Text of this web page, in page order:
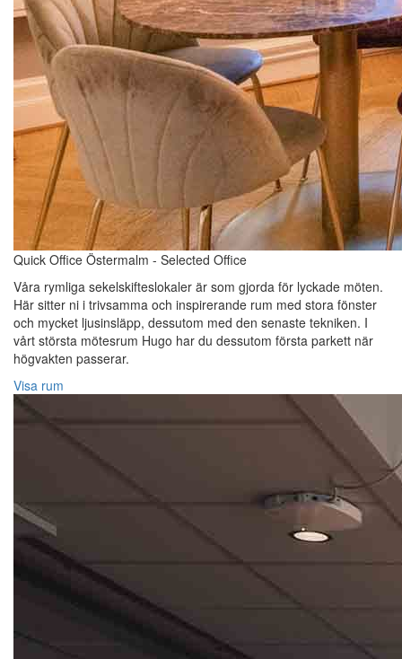
Quick Office Östermalm - Selected Office
Våra rymliga sekelskifteslokaler är som gjorda för lyckade möten.
Här sitter ni i trivsamma och inspirerande rum med stora fönster
och mycket ljusinsläpp, dessutom med den senaste tekniken. I
vårt största mötesrum Hugo har du dessutom första parkett när
högvakten passerar.
Visa rum